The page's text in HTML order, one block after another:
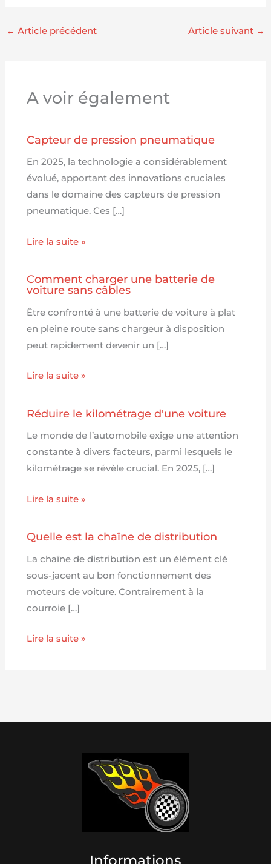
← Article précédent Article suivant →
A voir également
Capteur de pression pneumatique
En 2025, la technologie a considérablement
évolué, apportant des innovations cruciales
dans le domaine des capteurs de pression
pneumatique. Ces […]
Lire la suite »
Comment charger une batterie de
voiture sans câbles
Être confronté à une batterie de voiture à plat
en pleine route sans chargeur à disposition
peut rapidement devenir un […]
Lire la suite »
Réduire le kilométrage d'une voiture
Le monde de l’automobile exige une attention
constante à divers facteurs, parmi lesquels le
kilométrage se révèle crucial. En 2025, […]
Lire la suite »
Quelle est la chaîne de distribution
La chaîne de distribution est un élément clé
sous-jacent au bon fonctionnement des
moteurs de voiture. Contrairement à la
courroie […]
Lire la suite »
Informations